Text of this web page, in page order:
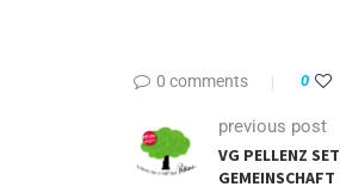
0 comments 0
previous post
VG PELLENZ